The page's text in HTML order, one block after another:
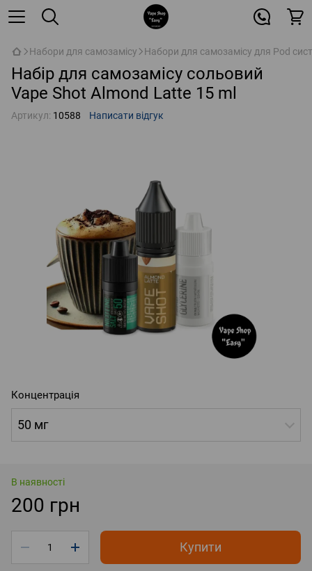
Набори для самозамісу Набори для самозамісу для Pod
Набір для самозамісу сольовий
Vape Shot Almond Latte 15 ml
Артикул: 10588 Написати відгук
Концентрація
50 мг
В наявності
200 грн
Купити